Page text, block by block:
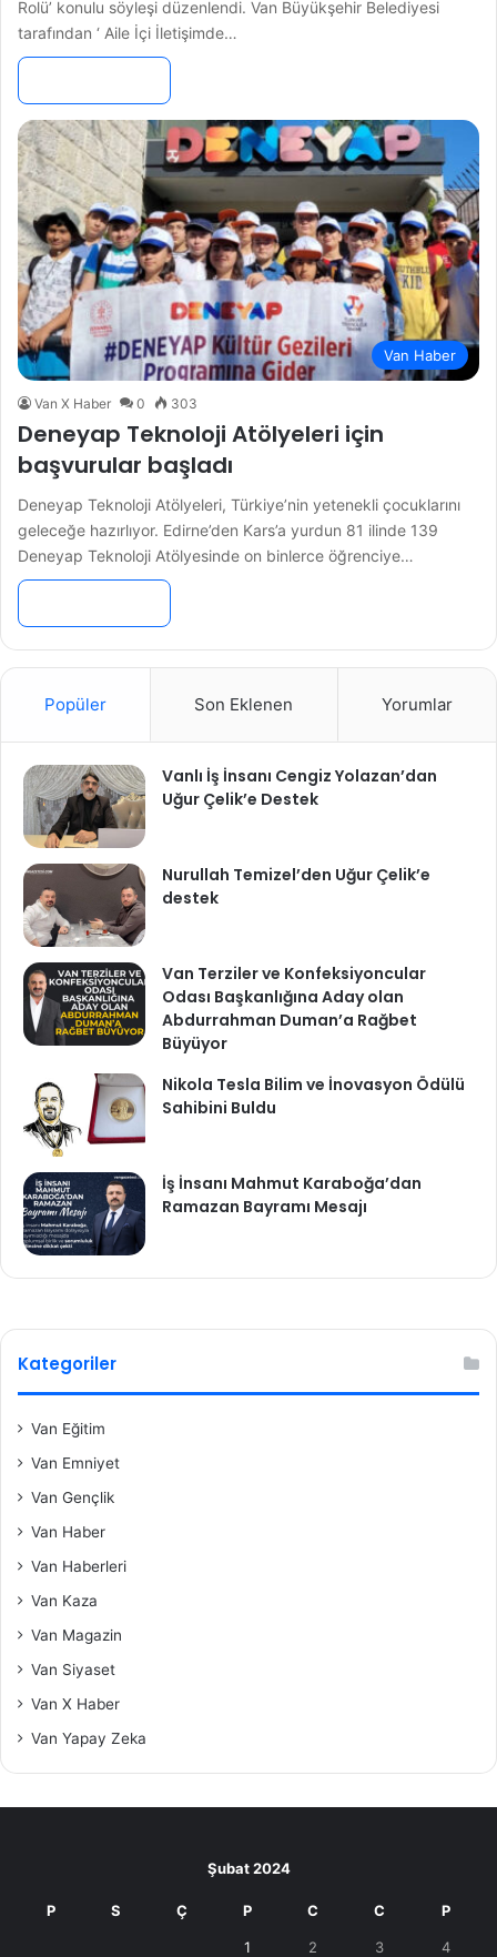
Rolü’ konulu söyleşi düzenlendi. Van Büyükşehir Belediyesi
tarafından ‘ Aile İçi İletişimde…
Van Haber
Van X Haber 0 303
Deneyap Teknoloji Atölyeleri için
başvurular başladı
Deneyap Teknoloji Atölyeleri, Türkiye’nin yetenekli çocuklarını
geleceğe hazırlıyor. Edirne’den Kars’a yurdun 81 ilinde 139
Deneyap Teknoloji Atölyesinde on binlerce öğrenciye…
Popüler Son Eklenen Yorumlar
Vanlı İş İnsanı Cengiz Yolazan’dan
Uğur Çelik’e Destek
Nurullah Temizel’den Uğur Çelik’e
destek
Van Terziler ve Konfeksiyoncular
Odası Başkanlığına Aday olan
Abdurrahman Duman’a Rağbet
Büyüyor
Nikola Tesla Bilim ve İnovasyon Ödülü
Sahibini Buldu
İş İnsanı Mahmut Karaboğa’dan
Ramazan Bayramı Mesajı
Kategoriler
Van Eğitim
Van Emniyet
Van Gençlik
Van Haber
Van Haberleri
Van Kaza
Van Magazin
Van Siyaset
Van X Haber
Van Yapay Zeka
Şubat 2024
P S Ç P C C P
1 2 3 4